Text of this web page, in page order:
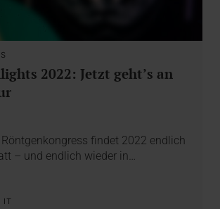
2022: Jetzt geht’s an
Röntgenkongress findet 2022 endlich
– und endlich wieder in…
IT